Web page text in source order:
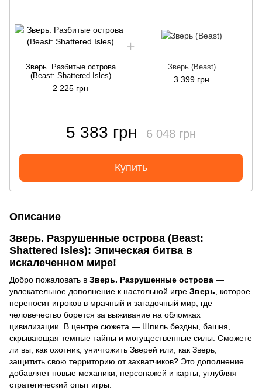
Зверь. Разбитые острова
(Beast: Shattered Isles)
2 225 грн
Зверь (Beast)
3 399 грн
5 383 грн 6 048 грн
Купить
Описание
Зверь. Разрушенные острова (Beast:
Shattered Isles): Эпическая битва в
искалеченном мире!
Добро пожаловать в Зверь. Разрушенные острова —
увлекательное дополнение к настольной игре Зверь , которое
переносит игроков в мрачный и загадочный мир, где
человечество борется за выживание на обломках
цивилизации. В центре сюжета — Шпиль бездны, башня,
скрывающая темные тайны и могущественные силы. Сможете
ли вы, как охотник, уничтожить Зверей или, как Зверь,
защитить свою территорию от захватчиков? Это дополнение
добавляет новые механики, персонажей и карты, углубляя
стратегический опыт игры.